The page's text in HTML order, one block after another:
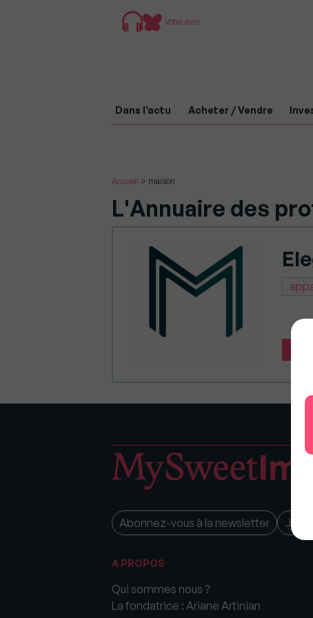
Votre avis
Dans l’actu Acheter / Vendre
Accueil > maison
L'Annuaire des
Abonnez-vous à la newsletter Je
A PROPOS
Qui sommes nous ?
La fondatrice : Ariane Artinian